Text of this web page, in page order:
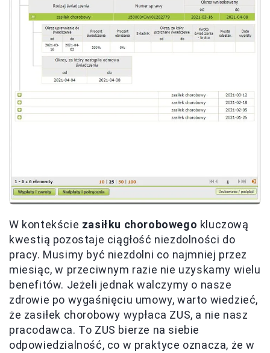
W kontekście zasiłku chorobowego kluczową
kwestią pozostaje ciągłość niezdolności do
pracy. Musimy być niezdolni co najmniej przez
miesiąc, w przeciwnym razie nie uzyskamy wielu
benefitów. Jeżeli jednak walczymy o nasze
zdrowie po wygaśnięciu umowy, warto wiedzieć,
że zasiłek chorobowy wypłaca ZUS, a nie nasz
pracodawca. To ZUS bierze na siebie
odpowiedzialność, co w praktyce oznacza, że w